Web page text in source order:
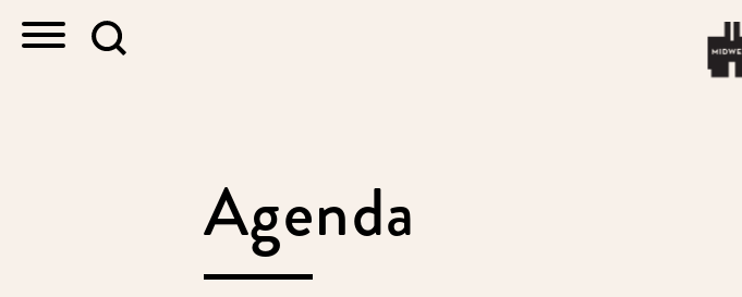
Agenda